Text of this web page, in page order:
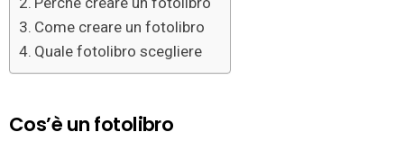
Come creare un fotolibro
Quale fotolibro scegliere
Cos’è un fotolibro